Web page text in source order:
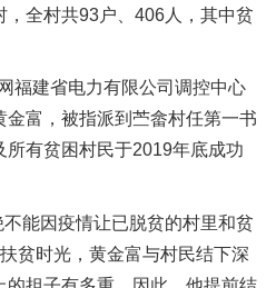
全村共93户、406人，其中贫
福建省电力有限公司调控中心
富，被指派到苎畲村任第一书
有贫困村民于2019年底成功
能因疫情让已脱贫的村里和贫
贫时光，黄金富与村民结下深